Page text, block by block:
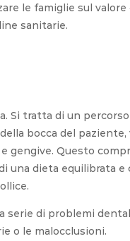
le famiglie sul
sanitarie.
Si tratta di un
bocca del
Questo
una dieta equilibrata e
serie di problemi
o le malocclusioni.